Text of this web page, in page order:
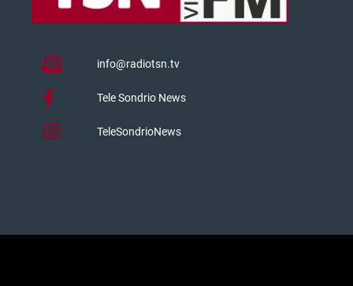
info@radiotsn.tv
Tele Sondrio News
TeleSondrioNews